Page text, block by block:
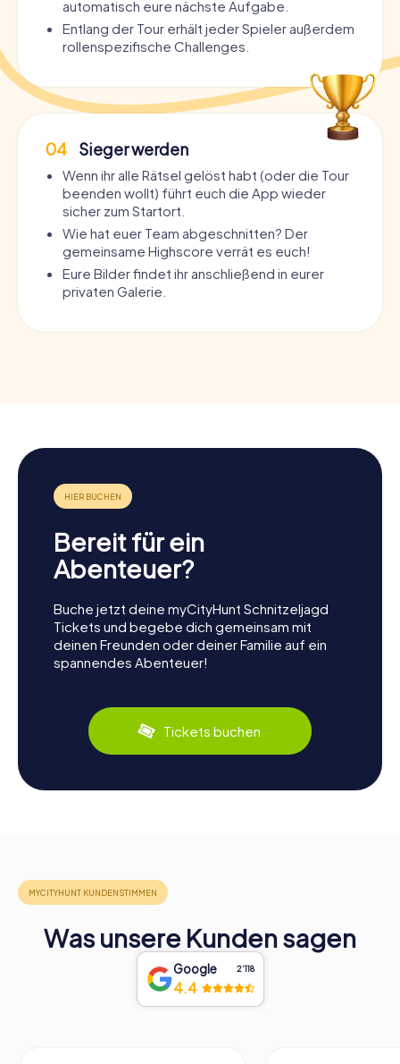
automatisch eure nächste Aufgabe.
Entlang der Tour erhält jeder Spieler außerdem
rollenspezifische Challenges.
04 Sieger werden
Wenn ihr alle Rätsel gelöst habt (oder die Tour
beenden wollt) führt euch die App wieder
sicher zum Startort.
Wie hat euer Team abgeschnitten? Der
gemeinsame Highscore verrät es euch!
Eure Bilder findet ihr anschließend in eurer
privaten Galerie.
Bereit für ein
Abenteuer?
Buche jetzt deine myCityHunt Schnitzeljagd
Tickets und begebe dich gemeinsam mit
deinen Freunden oder deiner Familie auf ein
spannendes Abenteuer!
Tickets buchen
Was unsere Kunden sagen
Google 2‘118
4.4